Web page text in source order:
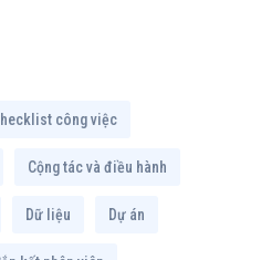
công việc
Cộng tác và điều hành
Dữ liệu Dự án